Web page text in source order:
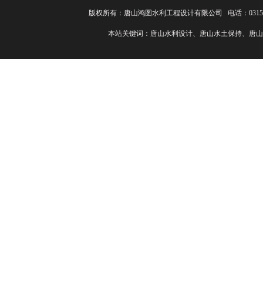
版权所有：唐山鸿图水利工程设计有限公司 电话：
本站关键词：唐山水利设计、唐山水土保持、唐